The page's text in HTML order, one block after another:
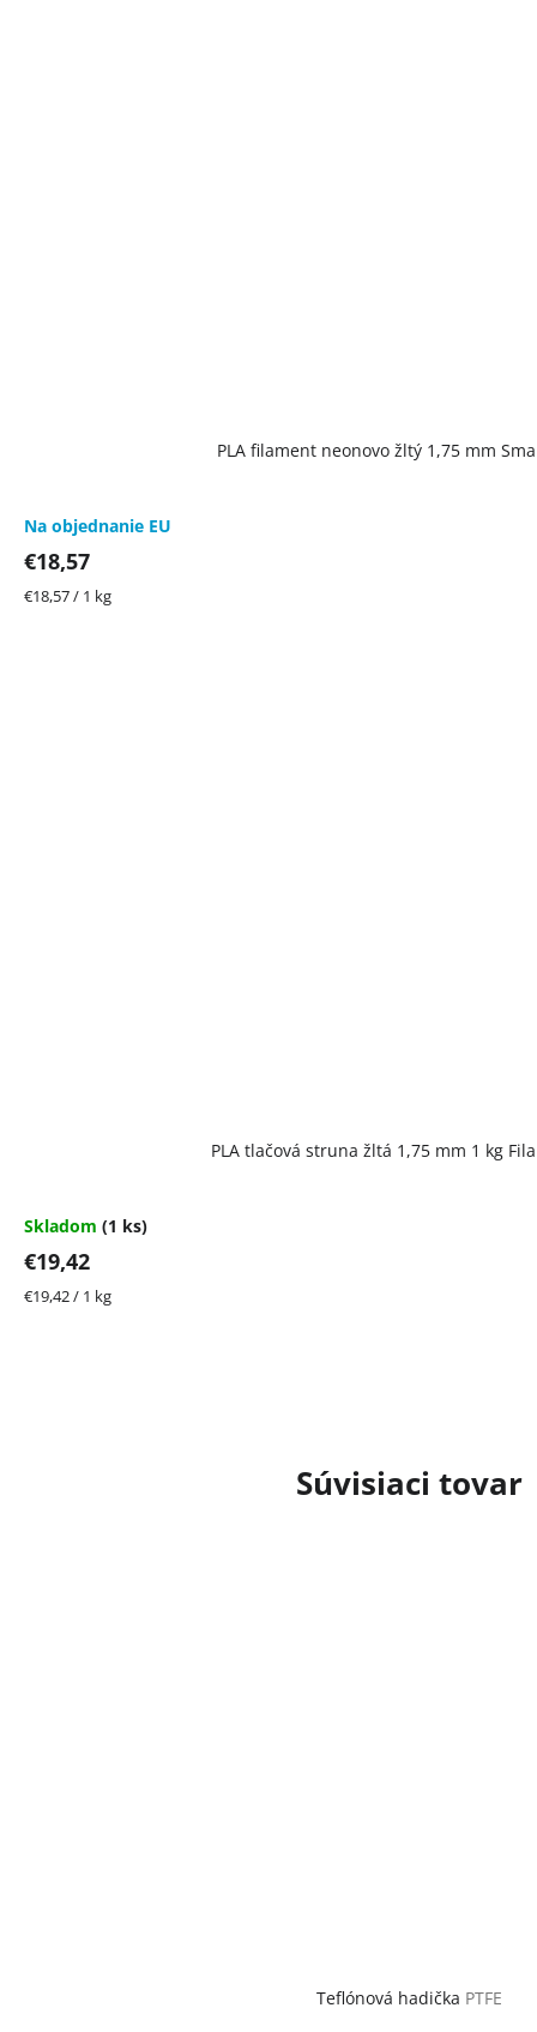
Súvisiaci tovar
Teflónová hadička PTFE
PLA filament neonovo žltý 1,75 mm
Na objednanie EU
€18,57
Jednotková
€18,57 / 1 kg
PLA tlačová struna žltá 1,75 mm 1 kg
Skladom (1 ks)
€19,42
Jednotková
€19,42 / 1 kg